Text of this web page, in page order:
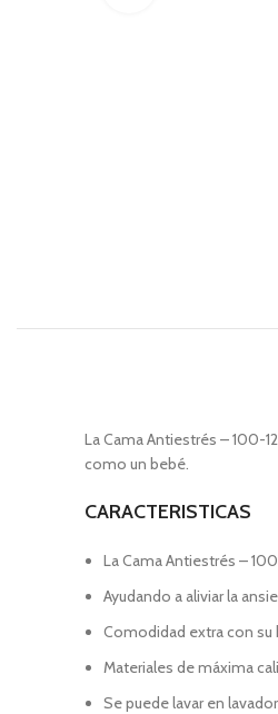
La Cama Antiestrés – 100-
como un bebé.
CARACTERISTICAS
La Cama Antiestrés –
Ayudando a aliviar la
Comodidad extra con su
Materiales de máxima
Se puede lavar en